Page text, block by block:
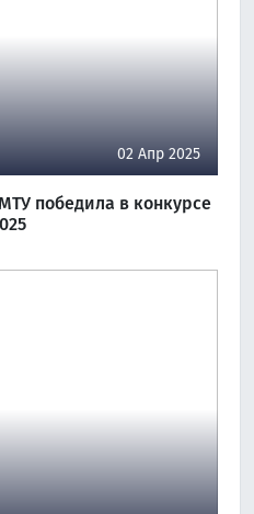
02 Апр 2025
победила в конкурсе